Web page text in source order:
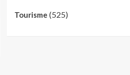
Tourisme (525)